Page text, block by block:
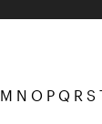
M N O P Q R S